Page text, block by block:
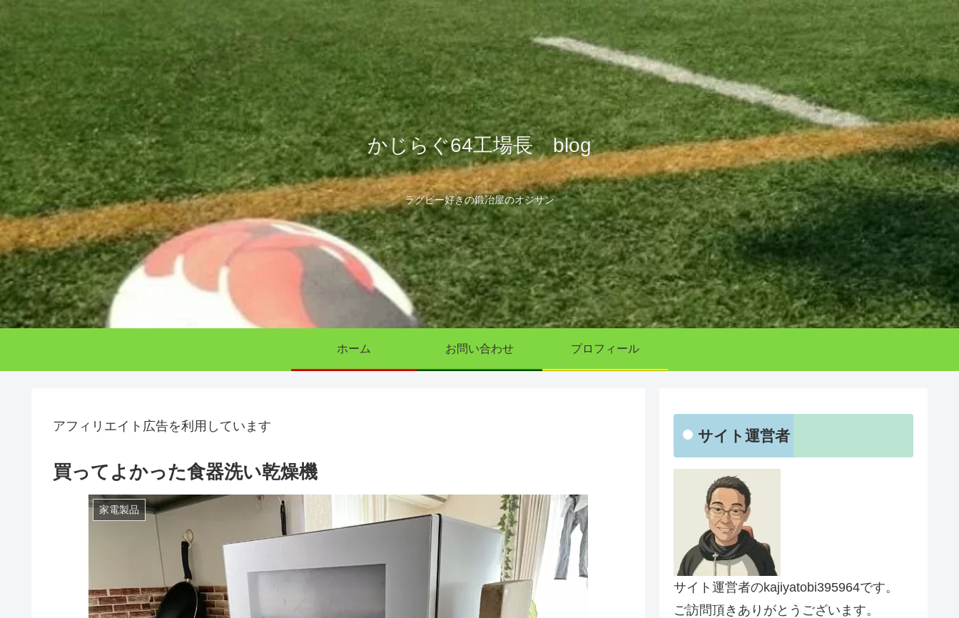
かじらぐ64工場長 blog
ラグビー好きの鍛冶屋のオジサン
ホーム お問い合わせ プロフィール
アフィリエイト広告を利用しています
買ってよかった食器洗い乾燥機
家電製品
サイト運営者
サイト運営者のkajiyatobi395964です。
ご訪問頂きありがとうございます。